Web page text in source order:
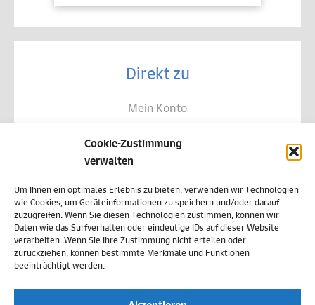
Cookie-Zustimmung
verwalten
Um Ihnen ein optimales Erlebnis zu bieten, verwenden wir Technologien
wie Cookies, um Geräteinformationen zu speichern und/oder darauf
zuzugreifen. Wenn Sie diesen Technologien zustimmen, können wir
Daten wie das Surfverhalten oder eindeutige IDs auf dieser Website
verarbeiten. Wenn Sie Ihre Zustimmung nicht erteilen oder
zurückziehen, können bestimmte Merkmale und Funktionen
beeinträchtigt werden.
Direkt zu
Mein Konto
Allgemeine Geschäftsbedingungen
Datenschutz
Widerruf
Zahlungsweisen
Versand & Lieferung